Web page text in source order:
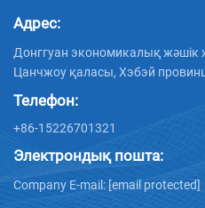
Адрес:
Донггуан экономикалық
Цанчжоу қаласы, Хэбэй
Телефон:
+86-15226701321
Электрондық пошта:
Company E-mail: [email protected]